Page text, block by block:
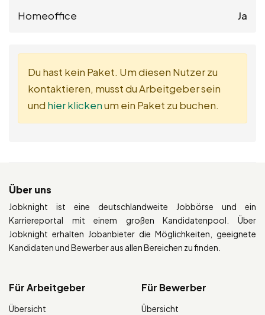
Homeoffice Ja
Du hast kein Paket. Um diesen Nutzer zu
kontaktieren, musst du Arbeitgeber sein
und hier klickenum ein Paket zu buchen.
Über uns
Jobknight ist eine deutschlandweite Jobbörse und ein
Karriereportal mit einem großen Kandidatenpool. Über
Jobknight erhalten Jobanbieter die Möglichkeiten, geeignete
Kandidaten und Bewerber aus allen Bereichen zu finden.
Für Arbeitgeber
Übersicht
Für Bewerber
Übersicht